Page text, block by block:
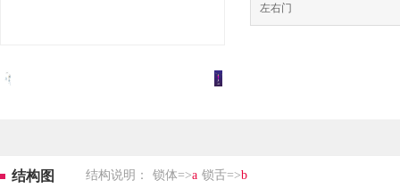
左右门
结构图 结构说明： 锁体=>a 锁舌=>b